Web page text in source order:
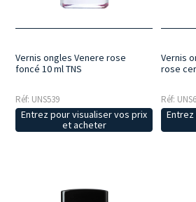
Vernis ongles Venere rose
foncé 10 ml TNS
Réf: UNS539
Entrez pour visualiser vos prix
et acheter
Vernis
rose
Réf: